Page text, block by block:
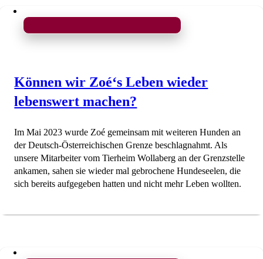
Können wir Zoé‘s Leben wieder
lebenswert machen?
Im Mai 2023 wurde Zoé gemeinsam mit weiteren Hunden an
der Deutsch-Österreichischen Grenze beschlagnahmt. Als
unsere Mitarbeiter vom Tierheim Wollaberg an der Grenzstelle
ankamen, sahen sie wieder mal gebrochene Hundeseelen, die
sich bereits aufgegeben hatten und nicht mehr Leben wollten.